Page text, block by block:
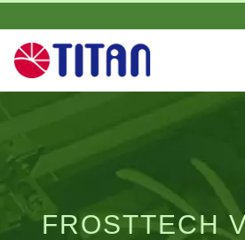
FROSTTECH